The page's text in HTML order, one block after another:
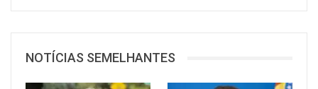
NOTÍCIAS SEMELHANTES